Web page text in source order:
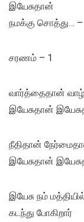
இயேசுதான்
நமக்கு சொத்து… –
சரணம் – 1
வார்த்தைதான்
இயேசுதான்
நீதிதான்
இயேசுதான்
இயேசு நம்
கடந்து போகிறார்